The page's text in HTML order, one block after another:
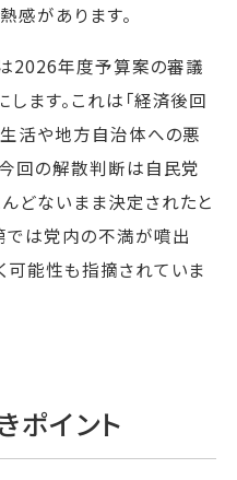
感があります。
2026年度予算案の審議
ます。これは「経済後回
生活や地方自治体への悪
今回の解散判断は自民党
どないまま決定されたと
では党内の不満が噴出
可能性も指摘されていま
ポイント